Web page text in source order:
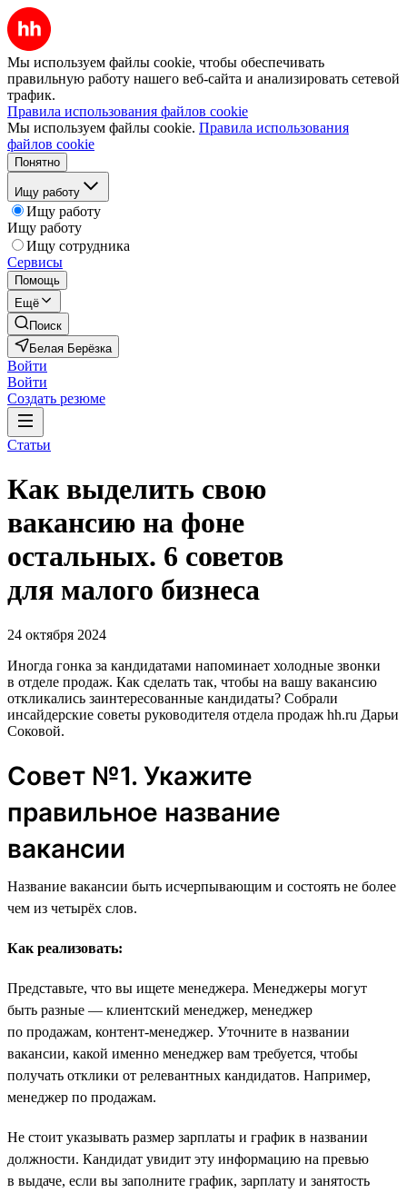
Мы используем файлы cookie, чтобы обеспечивать
правильную работу нашего веб-сайта и анализировать сетевой
трафик.
Правила использования файлов cookie
Мы используем файлы cookie. Правила использования
файлов cookie
Понятно
Ищу работу
Ищу работу
Ищу работу
Ищу сотрудника
Сервисы
Помощь
Ещё
Поиск
Белая Берёзка
Войти
Войти
Создать резюме
Статьи
Как выделить свою
вакансию на фоне
остальных. 6 советов
для малого бизнеса
24 октября 2024
Иногда гонка за кандидатами напоминает холодные звонки
в отделе продаж. Как сделать так, чтобы на вашу вакансию
откликались заинтересованные кандидаты? Собрали
инсайдерские советы руководителя отдела продаж hh.ru Дарьи
Соковой.
Совет №1. Укажите
правильное название
вакансии
Название вакансии быть исчерпывающим и состоять не более
чем из четырёх слов.
Как реализовать:
Представьте, что вы ищете менеджера. Менеджеры могут
быть разные — клиентский менеджер, менеджер
по продажам, контент-менеджер. Уточните в названии
вакансии, какой именно менеджер вам требуется, чтобы
получать отклики от релевантных кандидатов. Например,
менеджер по продажам.
Не стоит указывать размер зарплаты и график в названии
должности. Кандидат увидит эту информацию на превью
в выдаче, если вы заполните график, зарплату и занятость